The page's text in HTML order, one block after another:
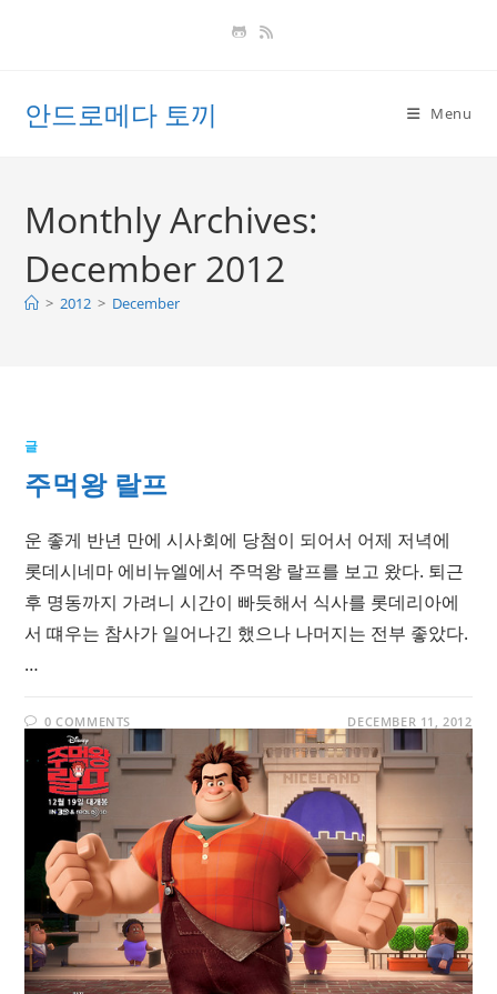
안드로메다 토끼 Menu
Monthly Archives:
December 2012
> 2012 > December
글
주먹왕 랄프
운 좋게 반년 만에 시사회에 당첨이 되어서 어제 저녁에
롯데시네마 에비뉴엘에서 주먹왕 랄프를 보고 왔다. 퇴근
후 명동까지 가려니 시간이 빠듯해서 식사를 롯데리아에
서 떄우는 참사가 일어나긴 했으나 나머지는 전부 좋았다.
…
0 COMMENTS DECEMBER 11, 2012